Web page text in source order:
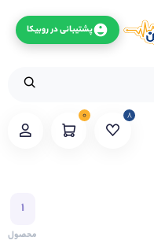
۰ ۸
۱
محصول
پشتیبانی در روبیکا